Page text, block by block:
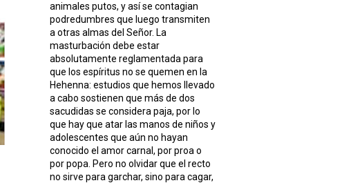
animales putos, y así se contagian
podredumbres que luego transmiten
a otras almas del Señor. La
masturbación debe estar
absolutamente reglamentada para
que los espíritus no se quemen en la
Hehenna: estudios que hemos llevado
a cabo sostienen que más de dos
sacudidas se considera paja, por lo
que hay que atar las manos de niños y
adolescentes que aún no hayan
conocido el amor carnal, por proa o
por popa. Pero no olvidar que el recto
no sirve para garchar, sino para cagar,